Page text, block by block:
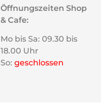
Öffnungszeiten Shop
& Cafe:
Mo bis Sa: 09.30 bis
18.00 Uhr
So: geschlossen